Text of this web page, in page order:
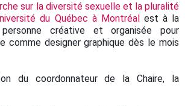
sur la diversité sexuelle et la pluralité
du Québec à Montréal est à la
personne créative et organisée pour
comme designer graphique dès le mois
du coordonnateur de la Chaire, la